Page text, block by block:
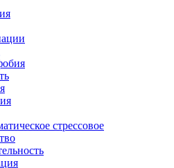
стрессовое